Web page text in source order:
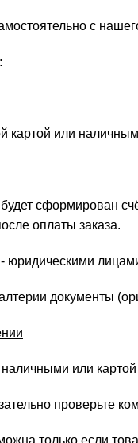
с
картой или
сформирован
оплаты заказа.
юридическими
документы
или
проверьте